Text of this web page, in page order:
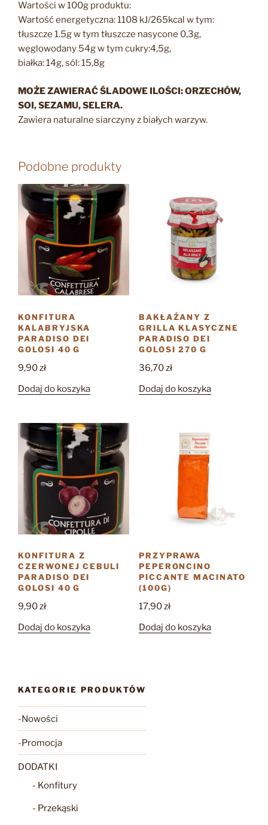
Wartości w 100g produktu:
Wartość energetyczna: 1108 kJ/265kcal w tym:
tłuszcze 1.5g w tym tłuszcze nasycone 0,3g,
węglowodany 54g w tym cukry:4,5g,
białka: 14g, sól: 15,8g
MOŻE ZAWIERAĆ ŚLADOWE ILOŚCI: ORZECHÓW,
SOI, SEZAMU, SELERA.
Zawiera naturalne siarczyny z białych warzyw.
Podobne produkty
KONFITURA
KALABRYJSKA
PARADISO DEI
GOLOSI 40 G
9,90zł
Dodaj do koszyka
BAKŁAŻANY Z
GRILLA KLASYCZNE
PARADISO DEI
GOLOSI 270 G
36,70zł
Dodaj do koszyka
KONFITURA Z
CZERWONEJ CEBULI
PARADISO DEI
GOLOSI 40 G
9,90zł
Dodaj do koszyka
PRZYPRAWA
PEPERONCINO
PICCANTE MACINATO
(100G)
17,90zł
Dodaj do koszyka
KATEGORIE PRODUKTÓW
-Nowości
-Promocja
DODATKI
- Konfitury
- Przekąski